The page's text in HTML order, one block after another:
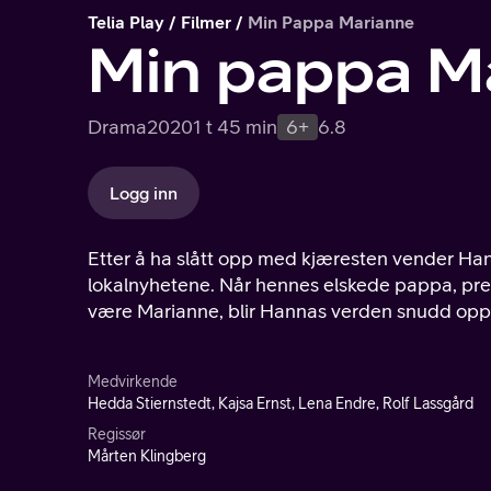
Telia Play Filmer Min Pappa Marianne
Min pappa
Drama20201 t 45 min 6+ 6.8
Logg inn
Etter å ha slått opp med kjæresten vender
lokalnyhetene. Når hennes elskede pappa,
være Marianne, blir Hannas verden snudd
Medvirkende
Hedda Stiernstedt, Kajsa Ernst, Lena Endre, Rolf Lassgård
Regissør
Mårten Klingberg